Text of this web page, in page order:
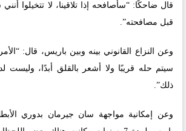
قال ضاحكًا: “سأصافحه إذا تلاقينا، لا تتخيلوا
قبل مصافحته”.
وعن النزاع القانوني بينه وبين باريس، قال:
سيتم حله قريبًا ولا أشعر بالقلق أبدًا،
ذلك”.
وعن إمكانية مواجهة سان جيرمان بدوري